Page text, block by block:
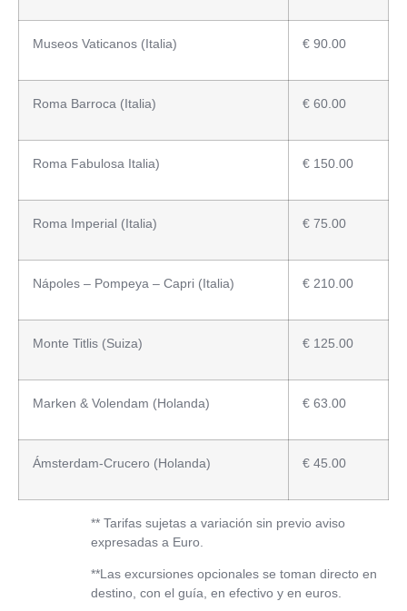
Museos Vaticanos (Italia) € 90.00
Roma Barroca (Italia) € 60.00
Roma Fabulosa Italia) € 150.00
Roma Imperial (Italia) € 75.00
Nápoles – Pompeya – Capri (Italia) € 210.00
Monte Titlis (Suiza) € 125.00
Marken & Volendam (Holanda) € 63.00
Ámsterdam-Crucero (Holanda) € 45.00
** Tarifas sujetas a variación sin previo aviso
expresadas a Euro.
**Las excursiones opcionales se toman directo en
destino, con el guía, en efectivo y en euros.